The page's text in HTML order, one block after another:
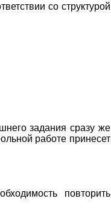
со структурой
задания сразу же
работе принесет
повторить